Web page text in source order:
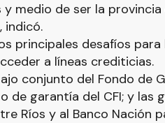
medio de ser la provincia
indicó.
principales desafíos para
a líneas crediticias.
conjunto del Fondo de
de garantía del CFI; y las
Ríos y al Banco Nación